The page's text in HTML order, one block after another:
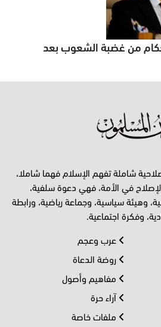
من غضبة الشعوب بعد
شاملة تفهم الإسلام فهما شاملا،
في الأمة، فهي دعوة سلفية،
وهيئة سياسية، وجماعة رياضية، ورابطة
وفكرة اجتماعية.
عرب وعجم
روضة الدعاة
مفاهيم وأصول
آراء حرة
ملفات خاصة